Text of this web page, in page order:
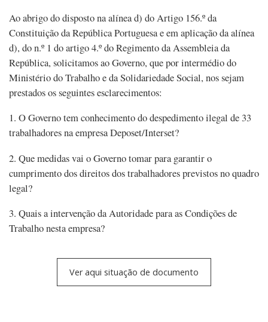
Ao abrigo do disposto na alínea d) do Artigo 156.º da
Constituição da República Portuguesa e em aplicação da alínea
d), do n.º 1 do artigo 4.º do Regimento da Assembleia da
República, solicitamos ao Governo, que por intermédio do
Ministério do Trabalho e da Solidariedade Social, nos sejam
prestados os seguintes esclarecimentos:
1. O Governo tem conhecimento do despedimento ilegal de 33
trabalhadores na empresa Deposet/Interset?
2. Que medidas vai o Governo tomar para garantir o
cumprimento dos direitos dos trabalhadores previstos no quadro
legal?
3. Quais a intervenção da Autoridade para as Condições de
Trabalho nesta empresa?
Ver aqui situação de documento